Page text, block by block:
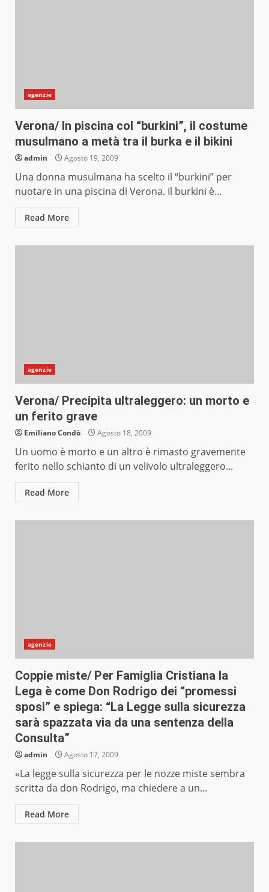
agenzie
Verona/ In piscina col “burkini”, il costume
musulmano a metà tra il burka e il bikini
admin Agosto 19, 2009
Una donna musulmana ha scelto il “burkini” per
nuotare in una piscina di Verona. Il burkini è...
Read More
agenzie
Verona/ Precipita ultraleggero: un morto e
un ferito grave
Emiliano Condò Agosto 18, 2009
Un uomo è morto e un altro è rimasto gravemente
ferito nello schianto di un velivolo ultraleggero...
Read More
agenzie
Coppie miste/ Per Famiglia Cristiana la
Lega è come Don Rodrigo dei “promessi
sposi” e spiega: “La Legge sulla sicurezza
sarà spazzata via da una sentenza della
Consulta”
admin Agosto 17, 2009
«La legge sulla sicurezza per le nozze miste sembra
scritta da don Rodrigo, ma chiedere a un...
Read More